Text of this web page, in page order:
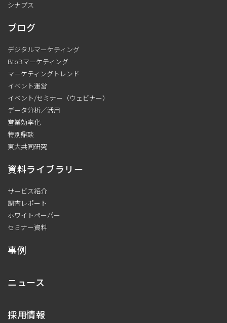
シナプス
ブログ
デジタルマーケティング
BtoBマーケティング
マーケティングトレンド
イベント運営
イベント/セミナー（ウェビナー）
データ分析／活用
営業効率化
特別鼎談
東大共同研究
資料ライブラリー
サービス紹介
調査レポート
ホワイトペーパー
セミナー資料
事例
ニュース
採用情報